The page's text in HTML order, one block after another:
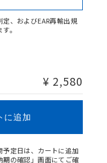
、およびEAR再輸出規
。
¥ 2,580
に追加
予定日は、カートに追加
の確認」画面にてご確